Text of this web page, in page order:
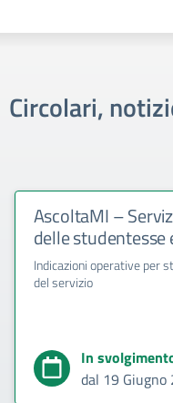
Circolari,
AscoltaMI –
delle studentesse
Indicazioni operative per
del servizio
In
dal 19